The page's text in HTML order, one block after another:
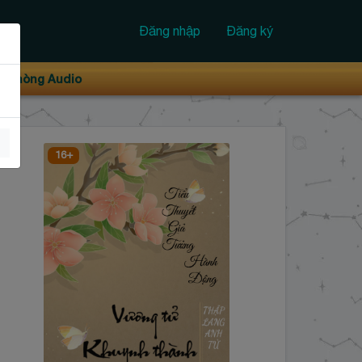
Đăng nhập Đăng ký
Phòng Audio
16+